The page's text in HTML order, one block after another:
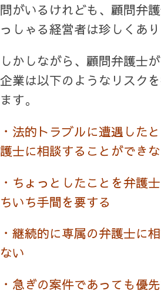
問がいるけれども、顧問弁
っしゃる経営者は珍しくあり
しかしながら、顧問弁護士
企業は以下のようなリスク
ます。
・法的トラブルに遭遇した
護士に相談することができ
・ちょっとしたことを弁護
ちいち手間を要する
・継続的に専属の弁護士に
ない
・急ぎの案件であっても優